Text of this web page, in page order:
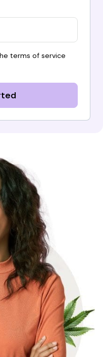
terms of service